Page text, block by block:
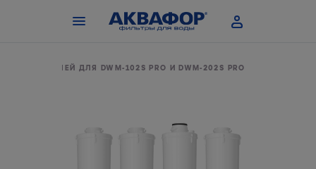
МОДУЛЕЙ ДЛЯ DWM-102S PRO И DWM-202S PRO